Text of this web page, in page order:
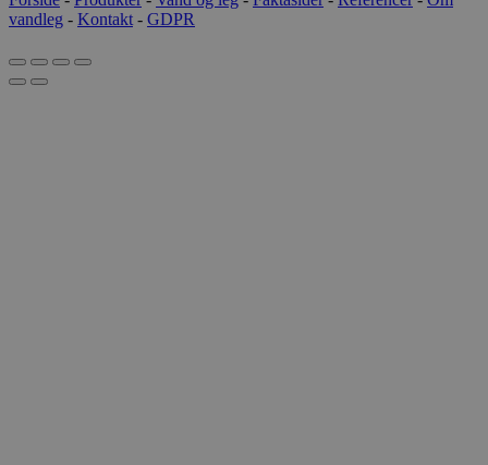
vandleg - Kontakt - GDPR